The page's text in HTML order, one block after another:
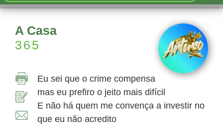
A Casa
365
Eu sei que o crime compensa
mas eu prefiro o jeito mais difícil
E não há quem me convença a investir no
que eu não acredito